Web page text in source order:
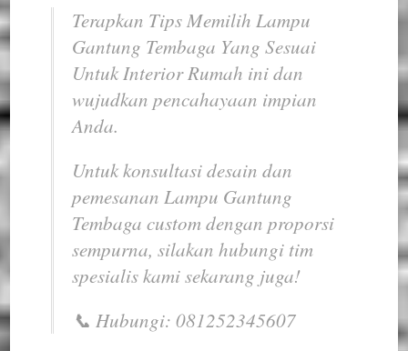
Terapkan Tips Memilih Lampu
Gantung Tembaga Yang Sesuai
Untuk Interior Rumah ini dan
wujudkan pencahayaan impian
Anda.
Untuk konsultasi desain dan
pemesanan Lampu Gantung
Tembagacustom dengan proporsi
sempurna, silakan hubungi tim
spesialis kami sekarang juga!
📞 Hubungi: 081252345607